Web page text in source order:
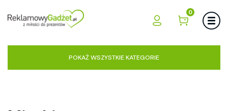
0
POKAŻ WSZYSTKIE KATEGORIE